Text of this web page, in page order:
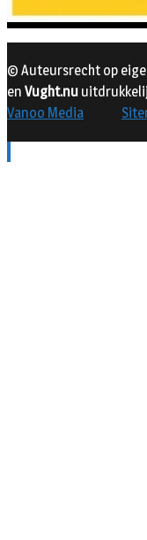
© Auteursrecht op
en Vught.nu
Vanoo Media